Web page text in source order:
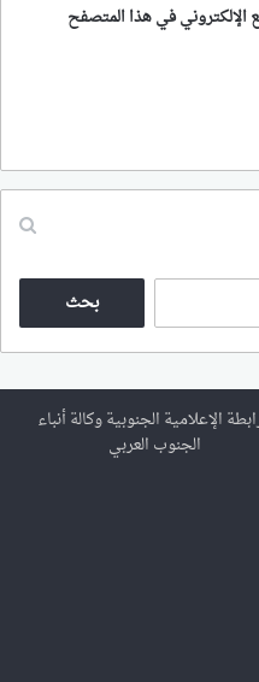
الإلكتروني في هذا المتصفح
ث
ع
ن
الإعلامية الجنوبية وكالة أنباء
الجنوب العربي